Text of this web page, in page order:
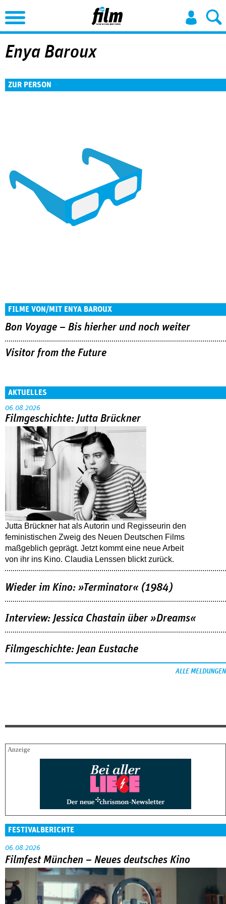
Jump to Navigation
Enya Baroux
ZUR PERSON
FILME VON/MIT ENYA BAROUX
Bon Voyage – Bis hierher und noch weiter
Visitor from the Future
AKTUELLES
06.08.2026
Filmgeschichte: Jutta Brückner
Jutta Brückner hat als Autorin und Regisseurin den
feministischen Zweig des Neuen Deutschen Films
maßgeblich geprägt. Jetzt kommt eine neue Arbeit
von ihr ins Kino. Claudia Lenssen blickt zurück.
Wieder im Kino: »Terminator« (1984)
Interview: Jessica Chastain über »Dreams«
Filmgeschichte: Jean Eustache
ALLE MELDUNGEN
FESTIVALBERICHTE
06.08.2026
Filmfest München – Neues deutsches Kino